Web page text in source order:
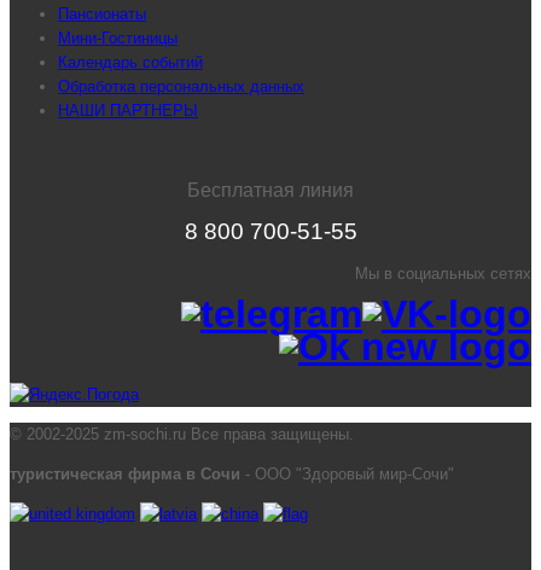
Пансионаты
Мини-Гостиницы
Календарь событий
Обработка персональных данных
НАШИ ПАРТНЕРЫ
Бесплатная линия
8 800 700-51-55
Мы в социальных сетях
© 2002-2025 zm-sochi.ru Все права защищены.
туристическая фирма в Сочи - ООО "Здоровый мир-Сочи"